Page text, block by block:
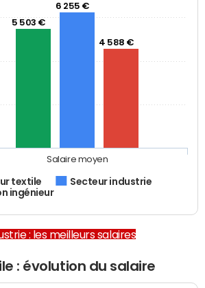
5 503 €
6 255 €
4 588 €
textile Secteur industrie
ingénieur
Salaire moyen
: les meilleurs salaires
: évolution du salaire